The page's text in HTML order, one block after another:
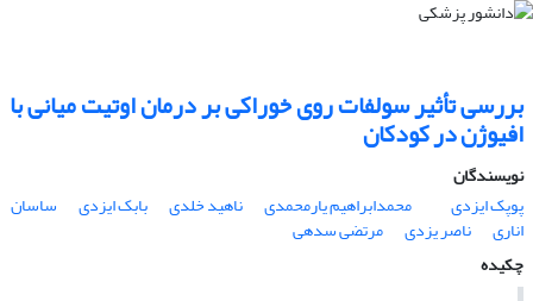
بررسی تأثیر سولفات روی خوراکی بر درمان اوتیت میانی با
افیوژن در کودکان
نویسندگان
پوپک ایزدی
محمدابراهیم یارمحمدی ناهید خلدی ‌بابک ‌ایزدی ساسان
اناری ناصر یزدی
مرتضی سدهی
چکیده